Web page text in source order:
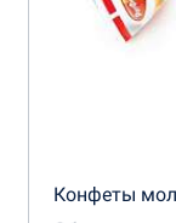
Конфеты